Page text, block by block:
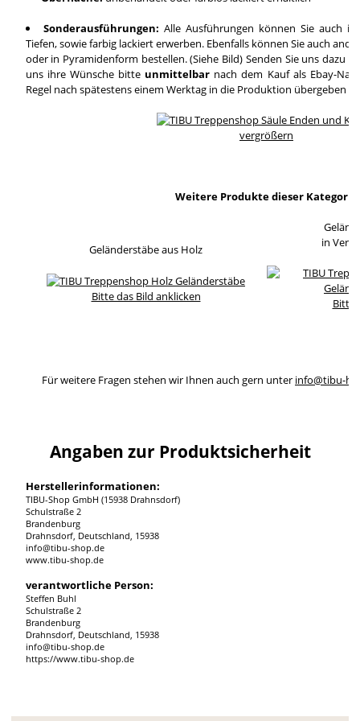
Sonderausführungen: Alle Ausführungen können Sie auch
Tiefen, sowie farbig lackiert erwerben. Ebenfalls können Sie auch
oder in Pyramidenform bestellen. (Siehe Bild) Senden Sie uns dazu
uns ihre Wünsche bitte unmittelbar nach dem Kauf als Ebay-
Regel nach spätestens einem Werktag in die Produktion übergeben
vergrößern
Weitere Produkte dieser Kategorie
Geländerstäbe aus Holz
Bitte das Bild anklicken
in
Bitte
Für weitere Fragen stehen wir Ihnen auch gern unter info@tibu-
Angaben zur Produktsicherheit
Herstellerinformationen:
TIBU-Shop GmbH (15938 Drahnsdorf)
Schulstraße 2
Brandenburg
Drahnsdorf, Deutschland, 15938
info@tibu-shop.de
www.tibu-shop.de
verantwortliche Person:
Steffen Buhl
Schulstraße 2
Brandenburg
Drahnsdorf, Deutschland, 15938
info@tibu-shop.de
https://www.tibu-shop.de